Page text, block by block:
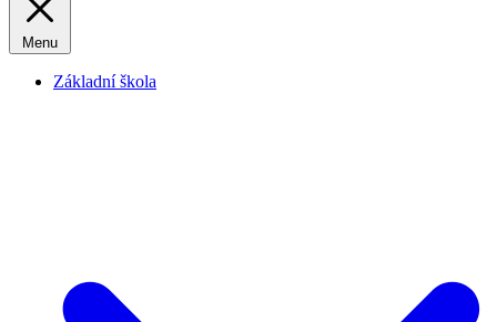
Menu
Základní škola